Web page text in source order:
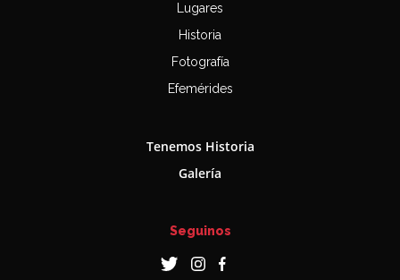
Lugares
Historia
Fotografía
Efemérides
Tenemos Historia
Galería
Seguinos